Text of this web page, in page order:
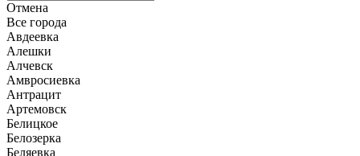
Отмена
Все города
Авдеевка
Алешки
Алчевск
Амвросиевка
Антрацит
Артемовск
Белицкое
Белозерка
Беляевка